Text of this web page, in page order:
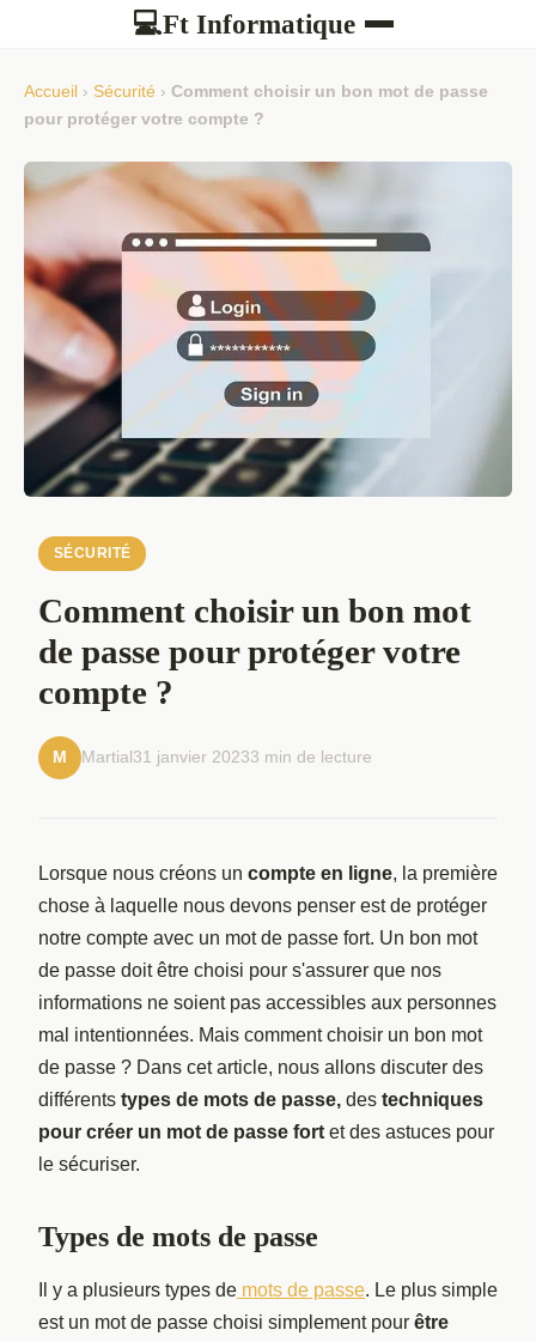
💻Ft Informatique
Accueil › Sécurité › Comment choisir un bon mot de passe
pour protéger votre compte ?
SÉCURITÉ
Comment choisir un bon mot
de passe pour protéger votre
compte ?
M Martial31 janvier 20233 min de lecture
Lorsque nous créons un compte en ligne, la première
chose à laquelle nous devons penser est de protéger
notre compte avec un mot de passe fort. Un bon mot
de passe doit être choisi pour s'assurer que nos
informations ne soient pas accessibles aux personnes
mal intentionnées. Mais comment choisir un bon mot
de passe ? Dans cet article, nous allons discuter des
différents types de mots de passe, des techniques
pour créer un mot de passe fort et des astuces pour
le sécuriser.
Types de mots de passe
Il y a plusieurs types de mots de passe. Le plus simple
est un mot de passe choisi simplement pour être